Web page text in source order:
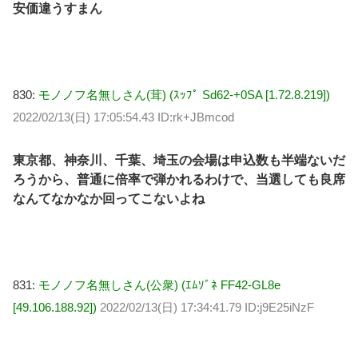
安価違うすまん
830: モノノフ名無しさん(茸) (ｽｯﾌﾟ Sd62-+0SA [1.72.8.219])
2022/02/13(日) 17:05:54.43 ID:rk+JBmcod
東京都、神奈川、千葉、埼玉の会場は申込数も半端ないだ
ろうから、普通に倍率で弾かれるわけで、当選しても良席
なんてなかなか回ってこないよね
831: モノノフ名無しさん(公衆) (ｴﾑｿﾞﾈ FF42-GL8e
[49.106.188.92]) 2022/02/13(日) 17:34:41.79 ID:j9E25iNzF